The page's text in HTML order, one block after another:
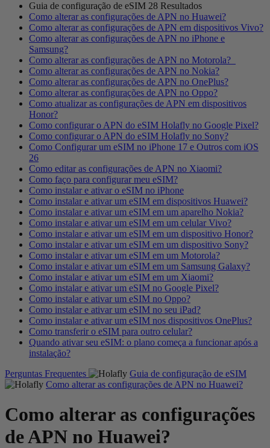
Guia de configuração de eSIM 28 Resultados
Como alterar as configurações de APN no Huawei?
Como alterar as configurações de APN em dispositivos Vivo?
Como alterar as configurações de APN no iPhone e
Samsung?
Como alterar as configurações de APN no Motorola?
Como alterar as configurações de APN no Nokia?
Como alterar as configurações de APN no OnePlus?
Como alterar as configurações de APN no Oppo?
Como atualizar as configurações de APN em dispositivos
Honor?
Como configurar o APN do eSIM Holafly no Google Pixel?
Como configurar o APN do eSIM Holafly no Sony?
Como Configurar um eSIM no iPhone 17 e Outros com iOS
26
Como editar as configurações de APN no Xiaomi?
Como faço para configurar meu eSIM?
Como instalar e ativar o eSIM no iPhone
Como instalar e ativar um eSIM em dispositivos Huawei?
Como instalar e ativar um eSIM em um aparelho Nokia?
Como instalar e ativar um eSIM em um celular Vivo?
Como instalar e ativar um eSIM em um dispositivo Honor?
Como instalar e ativar um eSIM em um dispositivo Sony?
Como instalar e ativar um eSIM em um Motorola?
Como instalar e ativar um eSIM em um Samsung Galaxy?
Como instalar e ativar um eSIM em um Xiaomi?
Como instalar e ativar um eSIM no Google Pixel?
Como instalar e ativar um eSIM no Oppo?
Como instalar e ativar um eSIM no seu iPad?
Como instalar e ativar um eSIM nos dispositivos OnePlus?
Como transferir o eSIM para outro celular?
Quando ativar seu eSIM: o plano começa a funcionar após a
instalação?
Perguntas Frequentes
Guia de configuração de eSIM
Como alterar as configurações de APN no Huawei?
Como alterar as configurações
de APN no Huawei?